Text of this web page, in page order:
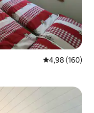
Keskmine
4,98 (160)